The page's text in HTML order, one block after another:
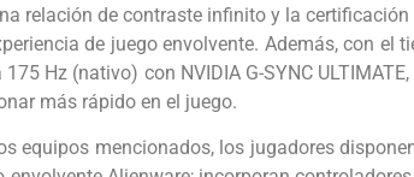
relación de contraste infinito y la certificación
de juego envolvente. Además, con el
Hz (nativo) con NVIDIA G-SYNC
más rápido en el juego.
equipos mencionados, los jugadores